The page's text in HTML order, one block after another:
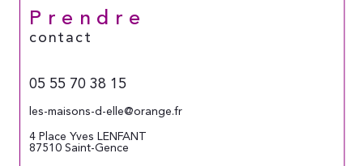
Prendre
contact
05 55 70 38 15
les-maisons-d-elle@orange.fr
4 Place Yves LENFANT
87510
Saint-Gence